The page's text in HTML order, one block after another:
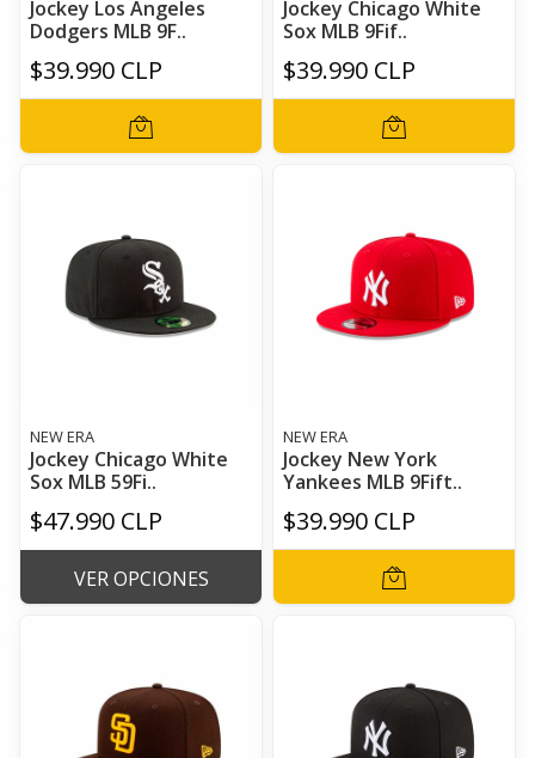
Jockey Los Angeles
Dodgers MLB 9F..
$39.990 CLP
Jockey Chicago White
Sox MLB 9Fif..
$39.990 CLP
NEW ERA
Jockey Chicago White
Sox MLB 59Fi..
$47.990 CLP
VER OPCIONES
NEW ERA
Jockey New York
Yankees MLB 9Fift..
$39.990 CLP